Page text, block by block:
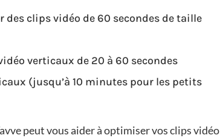
clips vidéo de 60 secondes de taille
verticaux de 20 à 60 secondes
(jusqu’à 10 minutes pour les petits
peut vous aider à optimiser vos clips vidéo